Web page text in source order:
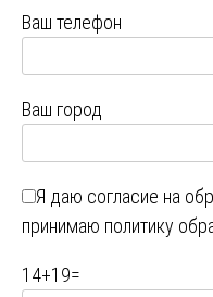
Ваш телефон
Ваш город
Я даю согласие на
принимаю политику
14+19=